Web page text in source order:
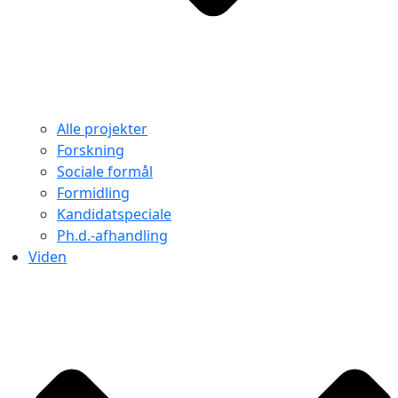
Alle projekter
Forskning
Sociale formål
Formidling
Kandidatspeciale
Ph.d.-afhandling
Viden